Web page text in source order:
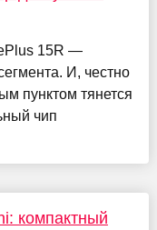
15R —
И, честно
пунктом тянется
чип
компактный